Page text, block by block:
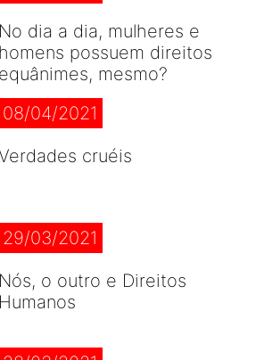
No dia a dia, mulheres e
homens possuem direitos
equânimes, mesmo?
08/04/2021
cruéis
29/03/2021
Nós, o outro e Direitos
Humanos